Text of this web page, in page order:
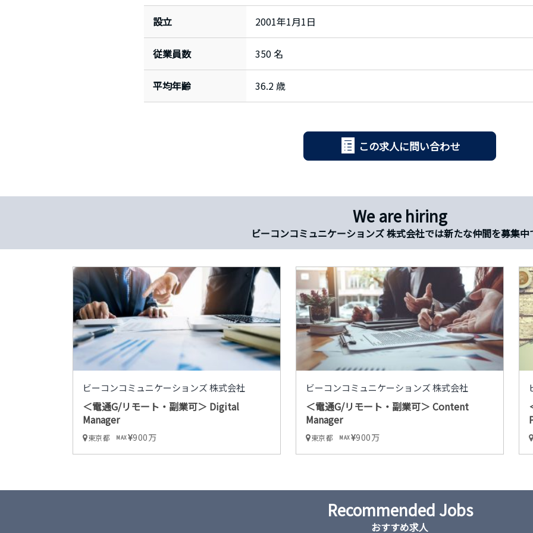
設立 2001年1月1日
従業員数 350 名
平均年齢 36.2 歳
この求人に問い合わせ
We are hiring
ビーコンコミュニケーションズ 株式会社では新たな仲間を募集中
ビーコンコミュニケーションズ 株式会社
＜電通G/リモート・副業可＞ Digital
Manager
東京都 MAX 900万
ビーコンコミュニケーションズ 株式会社
＜電通G/リモート・副業可＞ Content
Manager
東京都 MAX 900万
Recommended Jobs
おすすめ求人